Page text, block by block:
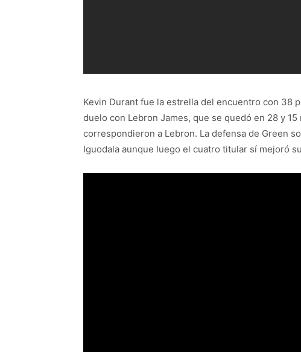
Kevin Durant fue la estrella del encuentro con 38
duelo con Lebron James, que se quedó en 28 y
correspondieron a Lebron. La defensa de Green
Iguodala aunque luego el cuatro titular sí mejoró